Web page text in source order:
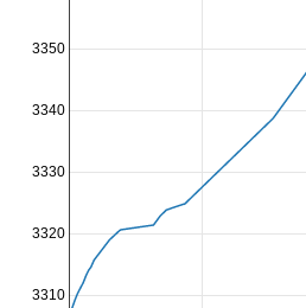
3310
3320
3330
3340
3350